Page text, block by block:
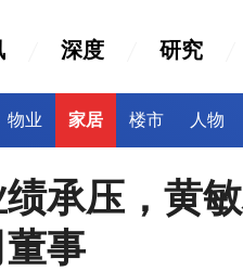
深度 研究
物业 家居 楼市 人物
承压，黄
董事